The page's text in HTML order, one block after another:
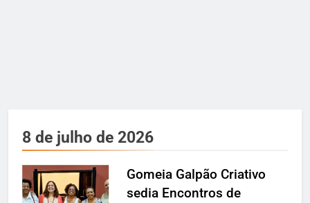
8 de julho de 2026
Gomeia Galpão Criativo
sedia Encontros de